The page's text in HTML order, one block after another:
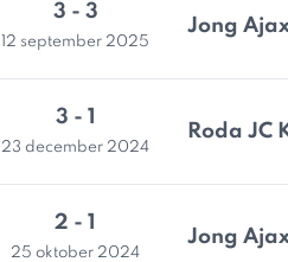
3 - 3
12 september 2025
Jong
3 - 1
23 december 2024
Roda JC
2 - 1
25 oktober 2024
Jong